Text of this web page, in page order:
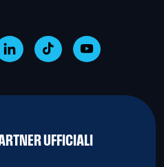
UFFICIALI